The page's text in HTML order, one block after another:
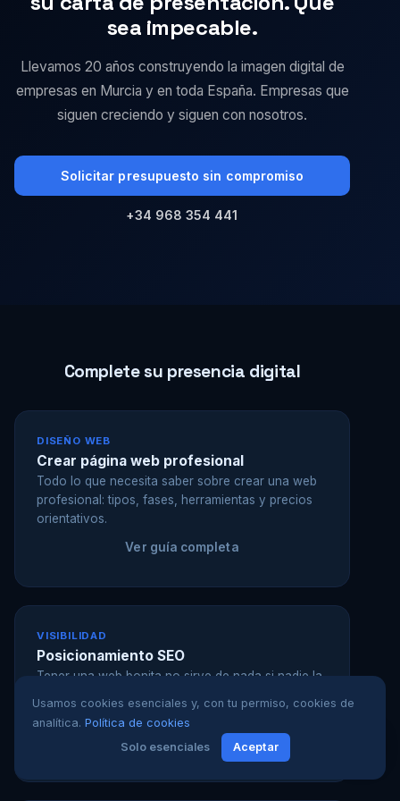
sea impecable.
Llevamos 20 años construyendo la imagen digital de
empresas en Murcia y en toda España. Empresas que
siguen creciendo y siguen con nosotros.
Solicitar presupuesto sin compromiso
+34 968 354 441
Complete su presencia digital
DISEÑO WEB
Crear página web profesional
Todo lo que necesita saber sobre crear una web
profesional: tipos, fases, herramientas y precios
orientativos.
Ver guía completa
VISIBILIDAD
Posicionamiento SEO
Tener una web bonita no sirve de nada si nadie la
primeros resultados de Google.
Ver servicio SEO
Usamos cookies esenciales y, con tu permiso, cookies de
analítica. Política de cookies
Solo esenciales
Aceptar